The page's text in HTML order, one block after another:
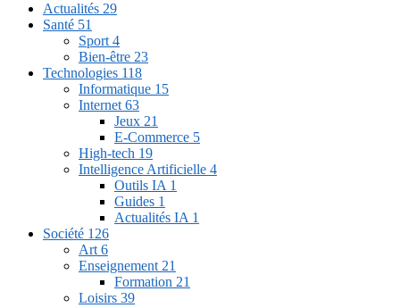
Actualités 29
Santé 51
Sport 4
Bien-être 23
Technologies 118
Informatique 15
Internet 63
Jeux 21
E-Commerce 5
High-tech 19
Intelligence Artificielle 4
Outils IA 1
Guides 1
Actualités IA 1
Société 126
Art 6
Enseignement 21
Formation 21
Loisirs 39